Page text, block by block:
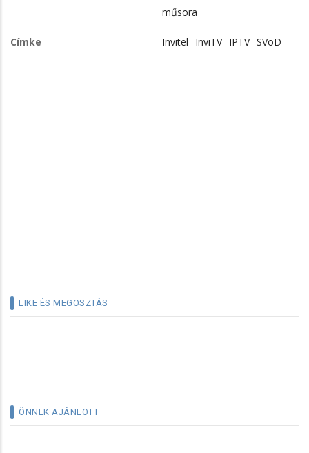
műsora
Címke Invitel InviTV IPTV SVoD
LIKE ÉS MEGOSZTÁS
ÖNNEK AJÁNLOTT